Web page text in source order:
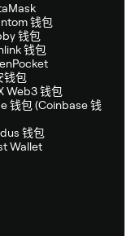
钱包
钱包
钱包
钱包
Web3 钱包
钱包 (Coinbase 钱
钱包
Wallet